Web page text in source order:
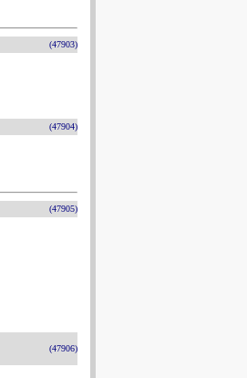
(47903)
(47904)
(47905)
(47906)